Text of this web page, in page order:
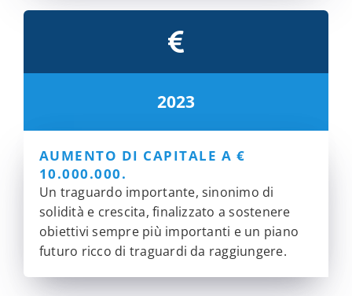
2023
AUMENTO DI CAPITALE A €
10.000.000.
Un traguardo importante, sinonimo di
solidità e crescita, finalizzato a sostenere
obiettivi sempre più importanti e un piano
futuro ricco di traguardi da raggiungere.